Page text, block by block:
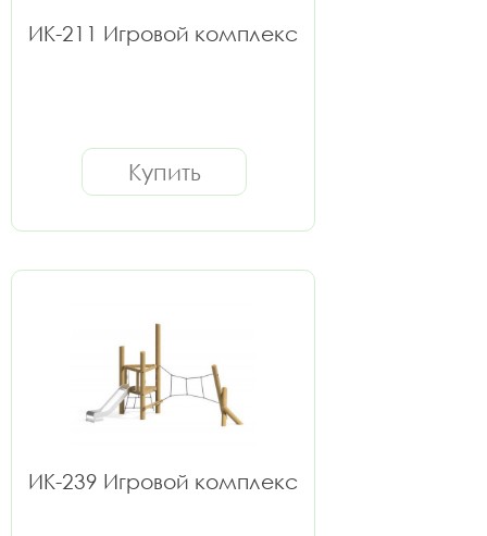
ИК-211 Игровой комплекс
Купить
ИК-239 Игровой комплекс